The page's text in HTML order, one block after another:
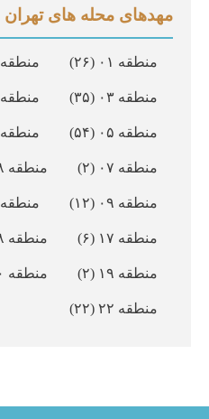
مهدهای محله های تهران
منطقه ۰۱ (۲۶) منطقه ۰۲
منطقه ۰۳ (۳۵) منطقه ۰۴
منطقه ۰۵ (۵۴) منطقه ۰۶
منطقه ۰۷ (۲) منطقه ۰۸
منطقه ۰۹ (۱۲) منطقه ۱۱
منطقه ۱۷ (۶) منطقه ۱۸
منطقه ۱۹ (۲) منطقه ۲۰
منطقه ۲۲ (۲۲)